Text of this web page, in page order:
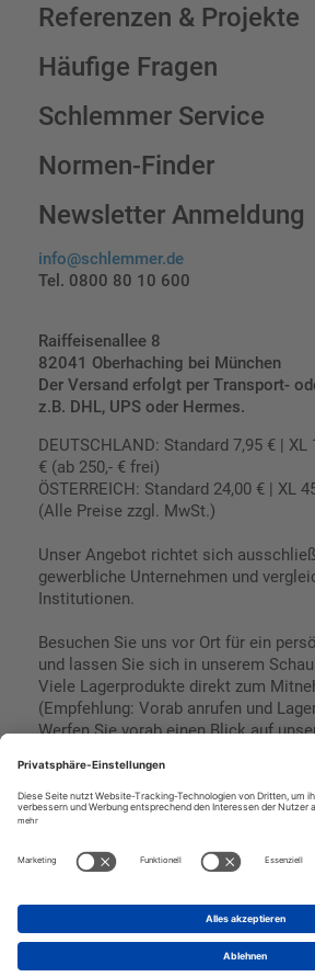
Referenzen & Projekte
Häufige Fragen
Schlemmer Service
Normen-Finder
Newsletter Anmeldung
info@schlemmer.de
Tel. 0800 80 10 600
Raiffeisenallee 8
82041 Oberhaching bei München
Der Versand erfolgt per Transport-
z.B. DHL, UPS oder Hermes.
DEUTSCHLAND: Standard 7,95 € | XL
€ (ab 250,- € frei)
ÖSTERREICH: Standard 24,00 € | XL
(Alle Preise zzgl. MwSt.)
Unser Angebot richtet sich
gewerbliche Unternehmen und
Institutionen.
Besuchen Sie uns vor Ort für ein
und lassen Sie sich in unserem
Viele Lagerprodukte direkt zum
(Empfehlung: Vorab anrufen und
Werfen Sie vorab einen Blick auf
Impressum
Datenschutz
SEPA